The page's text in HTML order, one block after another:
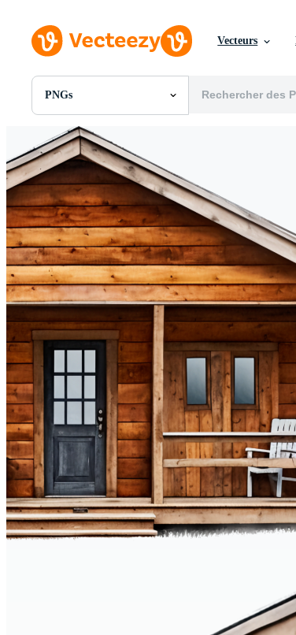
Vecteurs
PNGs
Toutes Images
Photos
PNGs
PSDs
SVGs
Modèles
Vecteurs
Vidéos
Motion graphics
Images Éditoriales
Événements Éditoriaux